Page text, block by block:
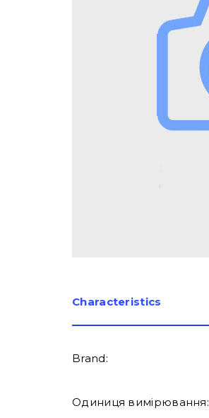
Сharacteristics
Brand:
Одиниця вимірювання: